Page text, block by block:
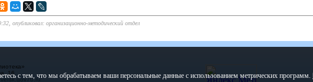
опубликовал: организационно-методический отдел
16 с тем, что мы обрабатываем ваши персональные данные с использованием метрических программ.